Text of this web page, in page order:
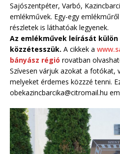
Sajószentpéter, Varbó,
emlékművek. Egy-egy
részletek is láthatóak legyenek.
Az emlékművek leírását
közzétesszük. A cikkek a
bányász régió rovatban
Szívesen várjuk azokat a fotókat,
melyeket érdemes közzzé tenni.
obekazincbarcika@citromail.hu